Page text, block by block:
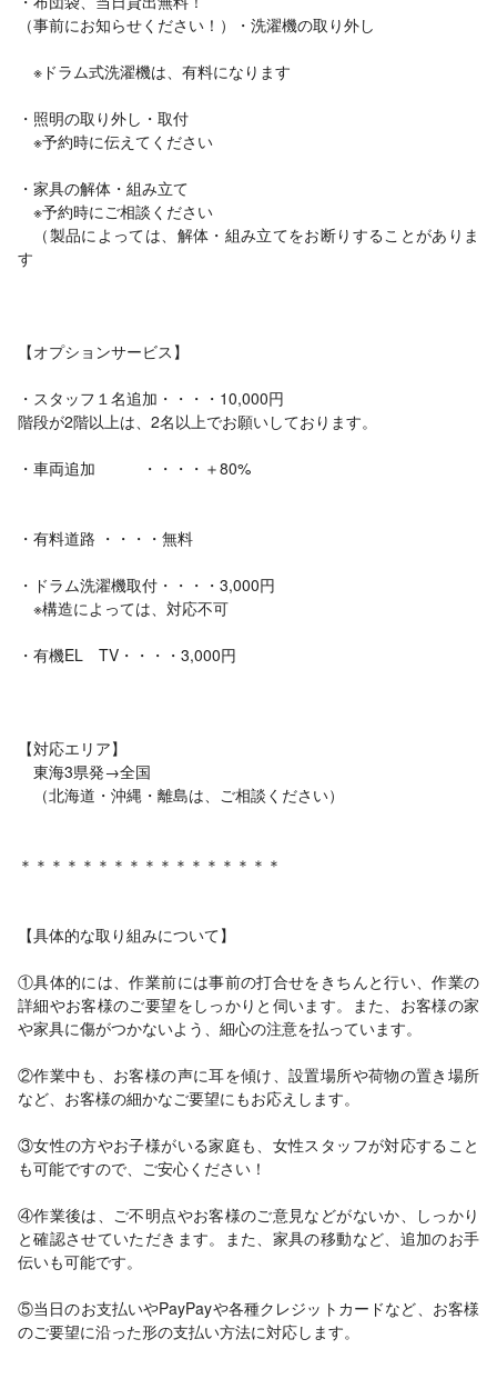
（事前にお知らせください！）・洗濯機の取り外し
※ドラム式洗濯機は、有料になります
・照明の取り外し・取付
※予約時に伝えてください
・家具の解体・組み立て
※予約時にご相談ください
（製品によっては、解体・組み立てをお断りすることがありま
す
【オプションサービス】
・スタッフ１名追加・・・・10,000円
階段が2階以上は、2名以上でお願いしております。
・車両追加 ・・・・＋80%
・有料道路 ・・・・無料
・ドラム洗濯機取付・・・・3,000円
※構造によっては、対応不可
・有機EL TV・・・・3,000円
【対応エリア】
東海3県発→全国
（北海道・沖縄・離島は、ご相談ください）
＊＊＊＊＊＊＊＊＊＊＊＊＊＊＊＊＊
【具体的な取り組みについて】
①具体的には、作業前には事前の打合せをきちんと行い、作業の
詳細やお客様のご要望をしっかりと伺います。また、お客様の家
や家具に傷がつかないよう、細心の注意を払っています。
②作業中も、お客様の声に耳を傾け、設置場所や荷物の置き場所
など、お客様の細かなご要望にもお応えします。
③女性の方やお子様がいる家庭も、女性スタッフが対応すること
も可能ですので、ご安心ください！
④作業後は、ご不明点やお客様のご意見などがないか、しっかり
と確認させていただきます。また、家具の移動など、追加のお手
伝いも可能です。
⑤当日のお支払いやPayPayや各種クレジットカードなど、お客様
のご要望に沿った形の支払い方法に対応します。